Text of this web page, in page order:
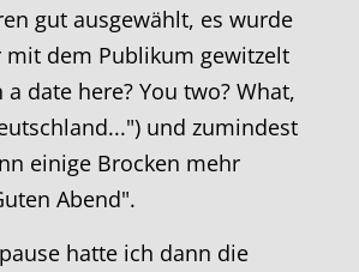
gut ausgewählt, es wurde
dem Publikum gewitzelt
date here? You two? What,
und zumindest
einige Brocken mehr
Abend".
hatte ich dann die